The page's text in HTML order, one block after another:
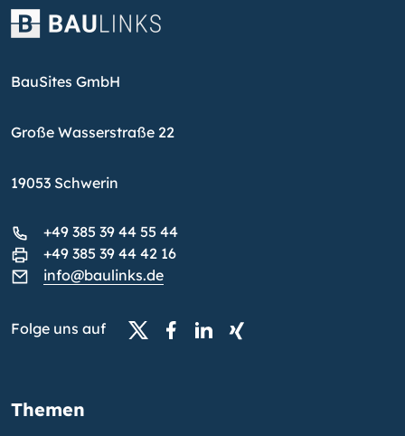
BauSites GmbH
Große Wasserstraße 22
19053 Schwerin
+49 385 39 44 55 44
+49 385 39 44 42 16
info@baulinks.de
Folge uns auf
Themen